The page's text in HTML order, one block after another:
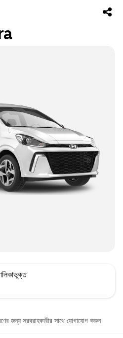
জন্য সরবরাহকারীর সাথে যোগাযোগ করুন